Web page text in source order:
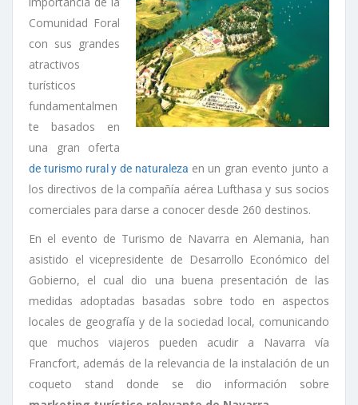
Comunidad Foral
con sus grandes
atractivos
turísticos
fundamentalmen
te basados en
una gran oferta
de turismo rural y de naturaleza en un gran evento junto a
los directivos de la compañía aérea Lufthasa y sus socios
comerciales para darse a conocer desde 260 destinos.
En el evento de Turismo de Navarra en Alemania, han
asistido el vicepresidente de Desarrollo Económico del
Gobierno, el cual dio una buena presentación de las
medidas adoptadas basadas sobre todo en aspectos
locales de geografía y de la sociedad local, comunicando
que muchos viajeros pueden acudir a Navarra vía
Francfort, además de la relevancia de la instalación de un
coqueto stand donde se dio información sobre